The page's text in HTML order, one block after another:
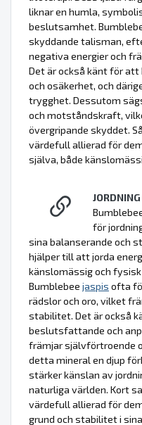
liknar en humla,
beslutsamhet.
skyddande talisman,
negativa energier och
Det är också känt för
och osäkerhet, och
trygghet. Dessutom
och motståndskraft,
övergripande skyddet.
värdefull allierad för
själva, både
för
sina balanserande och
hjälper till att jorda
känslomässig och
Bumblebee jaspis ofta
rädslor och oro, vilket
stabilitet. Det är också
beslutsfattande och
främjar självförtroende
detta mineral en djup
stärker känslan av
naturliga världen. Kort
värdefull allierad för
grund och stabilitet i